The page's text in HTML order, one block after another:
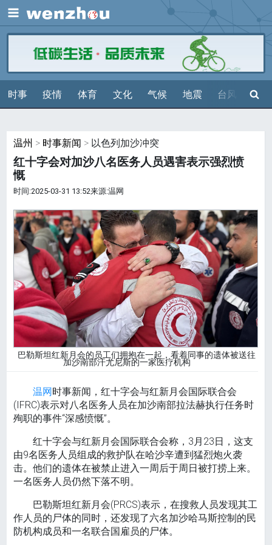
展开
时事 疫情 体育 文化 气候 地震 台风 天气
搜索
温州 > 时事新闻 > 以色列加沙冲突
红十字会对加沙八名医务人员遇害表示强烈愤
慨
时间:2025-03-31 13:52来源:温网
巴勒斯坦红新月会的员工们拥抱在一起，看着同事的遗体被送往
加沙南部汗尤尼斯的一家医疗机构
温网时事新闻，红十字会与红新月会国际联合会
(IFRC)表示对八名医务人员在加沙南部拉法赫执行任务时
殉职的事件“深感愤慨”。
红十字会与红新月会国际联合会称，3月23日，这支
由9名医务人员组成的救护队在哈沙辛遭到猛烈炮火袭
击。他们的遗体在被禁止进入一周后于周日被打捞上来。
一名医务人员仍然下落不明。
巴勒斯坦红新月会(PRCS)表示，在搜救人员发现其工
作人员的尸体的同时，还发现了六名加沙哈马斯控制的民
防机构成员和一名联合国雇员的尸体。